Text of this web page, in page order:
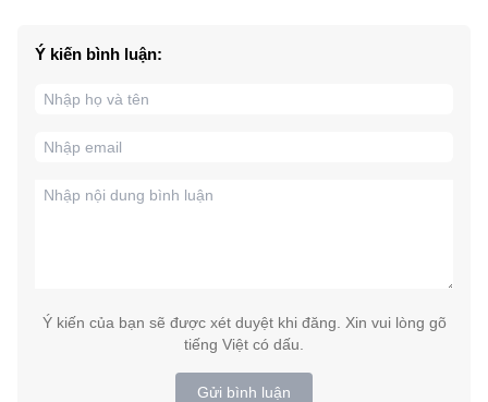
Ý kiến bình luận:
Ý kiến của bạn sẽ được xét duyệt khi đăng. Xin vui lòng gõ
tiếng Việt có dấu.
Gửi bình luận